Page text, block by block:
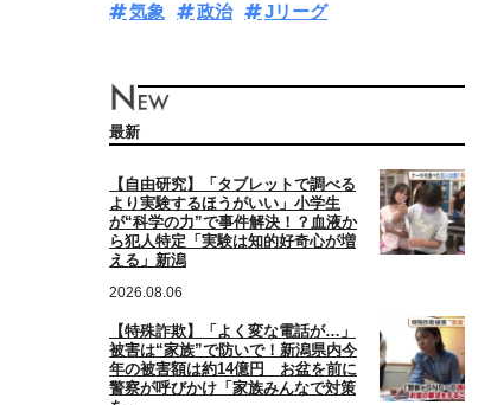
気象
政治 Jリーグ
最新
【自由研究】「タブレットで調べる
より実験するほうがいい」小学生
が“科学の力”で事件解決！？血液か
ら犯人特定「実験は知的好奇心が増
える」新潟
2026.08.06
【特殊詐欺】「よく変な電話が…」
被害は“家族”で防いで！新潟県内今
年の被害額は約14億円 お盆を前に
警察が呼びかけ「家族みんなで対策